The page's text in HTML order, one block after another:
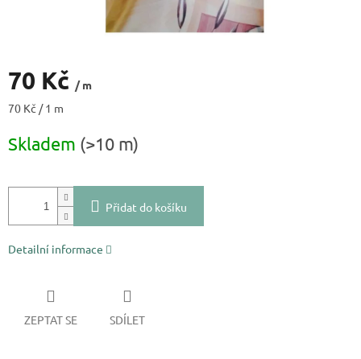
70 Kč / m
Měrná
70 Kč / 1 m
Skladem (>10 m)
Přidat do košíku
Detailní informace
ZEPTAT SE SDÍLET